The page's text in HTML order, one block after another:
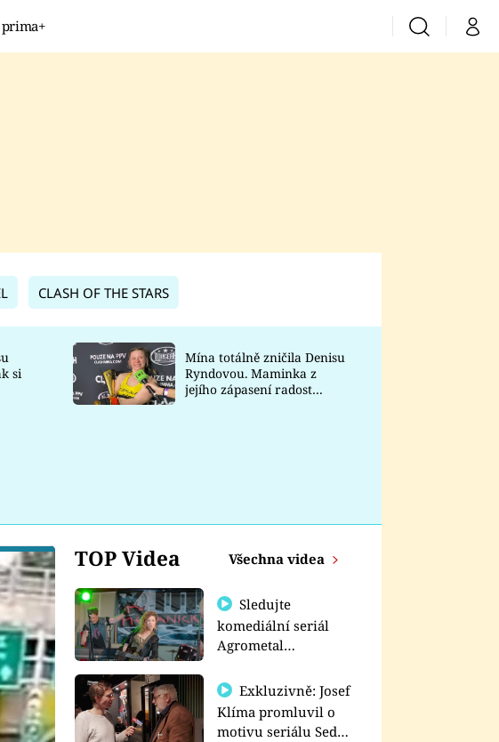
VyhledáváníMůj
Prima Lajk
Sledujte nás
CLASH OF THE STARS
si
Mína totálně zničila Denisu
Ryndovou. Maminka z
jejího zápasení radost
TOP Videa Všechna videa
Sledujte
komediální seriál
Agrometal
prima+
Exkluzivně: Josef
Klíma promluvil o
motivu seriálu Sedm